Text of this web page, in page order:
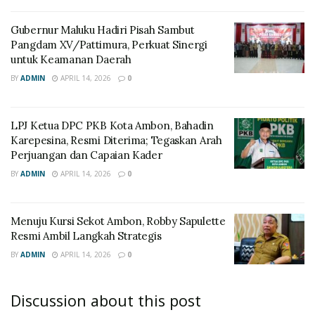
Gubernur Maluku Hadiri Pisah Sambut
Pangdam XV/Pattimura, Perkuat Sinergi
untuk Keamanan Daerah
BY ADMIN APRIL 14, 2026 0
LPJ Ketua DPC PKB Kota Ambon, Bahadin
Karepesina, Resmi Diterima; Tegaskan Arah
Perjuangan dan Capaian Kader
BY ADMIN APRIL 14, 2026 0
Menuju Kursi Sekot Ambon, Robby Sapulette
Resmi Ambil Langkah Strategis
BY ADMIN APRIL 14, 2026 0
Discussion about this post